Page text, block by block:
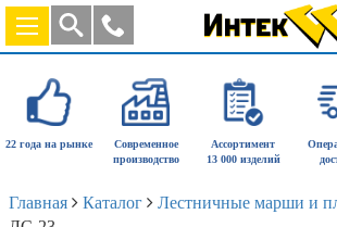
22 года на рынке
Современное
производство
Ассортимент
13 000 изделий
Главная Каталог
Лестничные марши и